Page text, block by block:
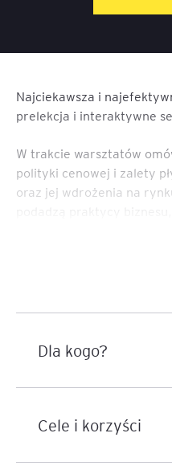
Najciekawsza i
prelekcja i interaktywne
W trakcie warsztatów
polityki cenowej i zalety
oraz jej wdrożenia na
zysku.Dla kogo?
Cele i korzyści